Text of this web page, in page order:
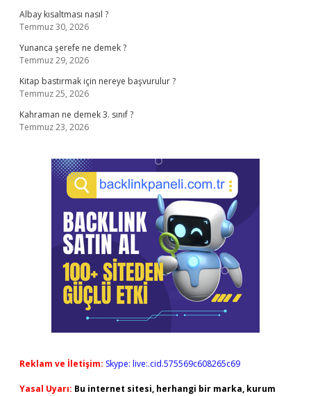
Albay kısaltması nasıl ?
Temmuz 30, 2026
Yunanca şerefe ne demek ?
Temmuz 29, 2026
Kitap bastırmak için nereye başvurulur ?
Temmuz 25, 2026
Kahraman ne demek 3. sınıf ?
Temmuz 23, 2026
Reklam ve İletişim: Skype: live:.cid.575569c608265c69
Yasal Uyarı: Bu internet sitesi, herhangi bir marka, kurum